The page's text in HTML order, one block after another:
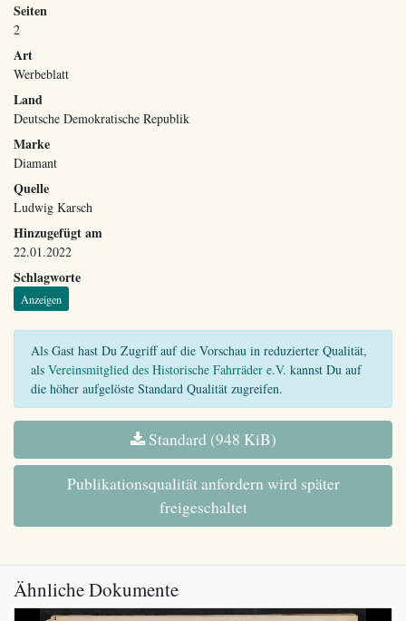
Seiten
2
Art
Werbeblatt
Land
Deutsche Demokratische Republik
Marke
Diamant
Quelle
Ludwig Karsch
Hinzugefügt am
22.01.2022
Schlagworte
Anzeigen
Als Gast hast Du Zugriff auf die Vorschau in reduzierter Qualität,
als Vereinsmitglied des Historische Fahrräder e.V. kannst Du auf
die höher aufgelöste Standard Qualität zugreifen.
Standard (948 KiB)
Publikationsqualität anfordern wird später
freigeschaltet
Ähnliche Dokumente